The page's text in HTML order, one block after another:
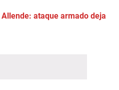
Allende: ataque armado deja